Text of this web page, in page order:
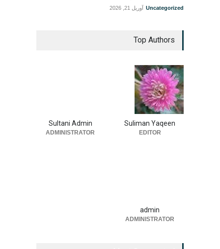
Uncategorized آوریل 21, 2026
Top Authors
Suliman Yaqeen
EDITOR
Sultani Admin
ADMINISTRATOR
admin
ADMINISTRATOR